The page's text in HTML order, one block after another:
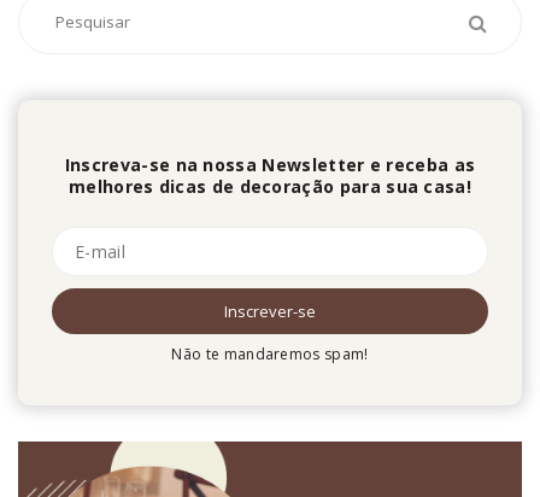
Inscreva-se na nossa Newsletter e receba as
melhores dicas de decoração para sua casa!
Não te mandaremos spam!